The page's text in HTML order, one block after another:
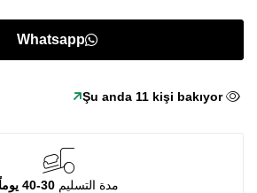
Whatsapp
Şu anda 11 kişi bakıyor
مدة التسليم 30-40 يوماً